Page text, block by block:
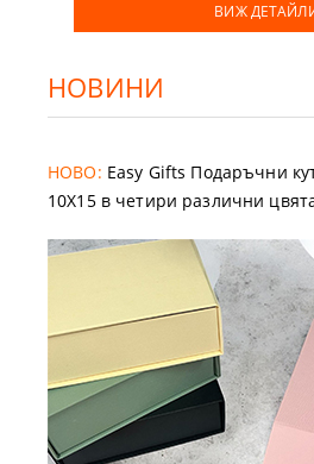
ВИЖ
НОВИНИ
НОВО: Easy Gifts Подаръчни
10X15 в четири различни